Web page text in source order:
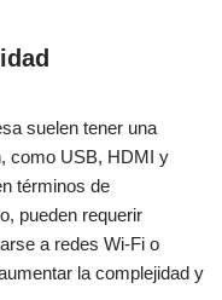
suelen tener una
como USB, HDMI y
términos de
pueden requerir
a redes Wi-Fi o
la complejidad y